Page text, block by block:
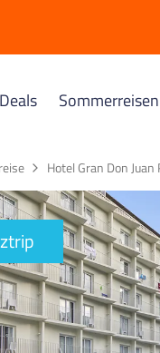
Sommerreisen
de Mar
de Mar & Santa
Sölden
Hotel Gran Don